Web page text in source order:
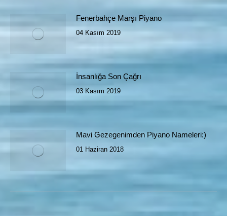
Fenerbahçe Marşı Piyano
04 Kasım 2019
İnsanlığa Son Çağrı
03 Kasım 2019
Mavi Gezegenimden Piyano Nameleri:)
01 Haziran 2018